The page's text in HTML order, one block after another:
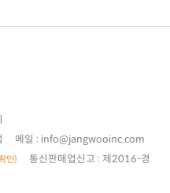
메일 : info@jangwooinc.com
인)